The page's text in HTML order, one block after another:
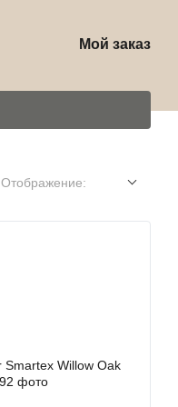
Мой заказ
Отображение: